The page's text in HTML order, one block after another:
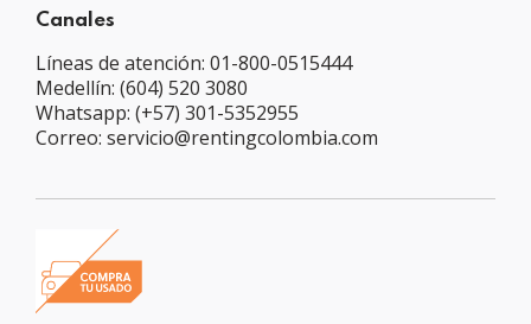
Canales
Líneas de atención: 01-800-0515444
Medellín: (604) 520 3080
Whatsapp: (+57) 301-5352955
Correo: servicio@rentingcolombia.com